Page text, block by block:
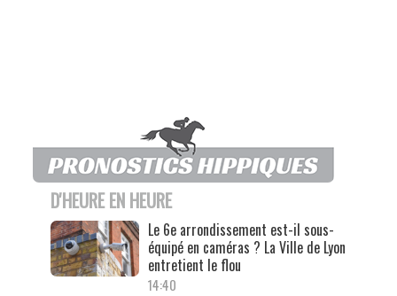
D'HEURE EN HEURE
Le 6e arrondissement est-il sous-
équipé en caméras ? La Ville de Lyon
entretient le flou
14:40